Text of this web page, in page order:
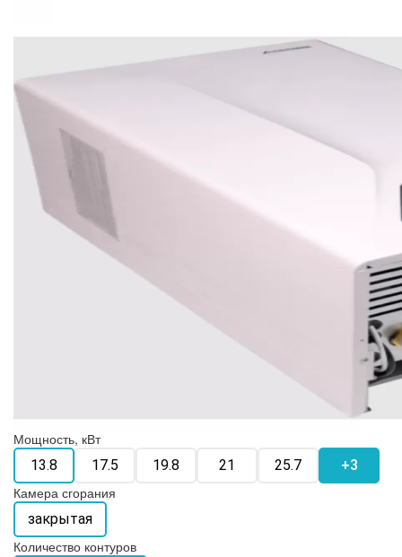
Мощность, кВт
13.8 17.5 19.8 21 25.7 +3
Камера сгорания
закрытая
Количество контуров